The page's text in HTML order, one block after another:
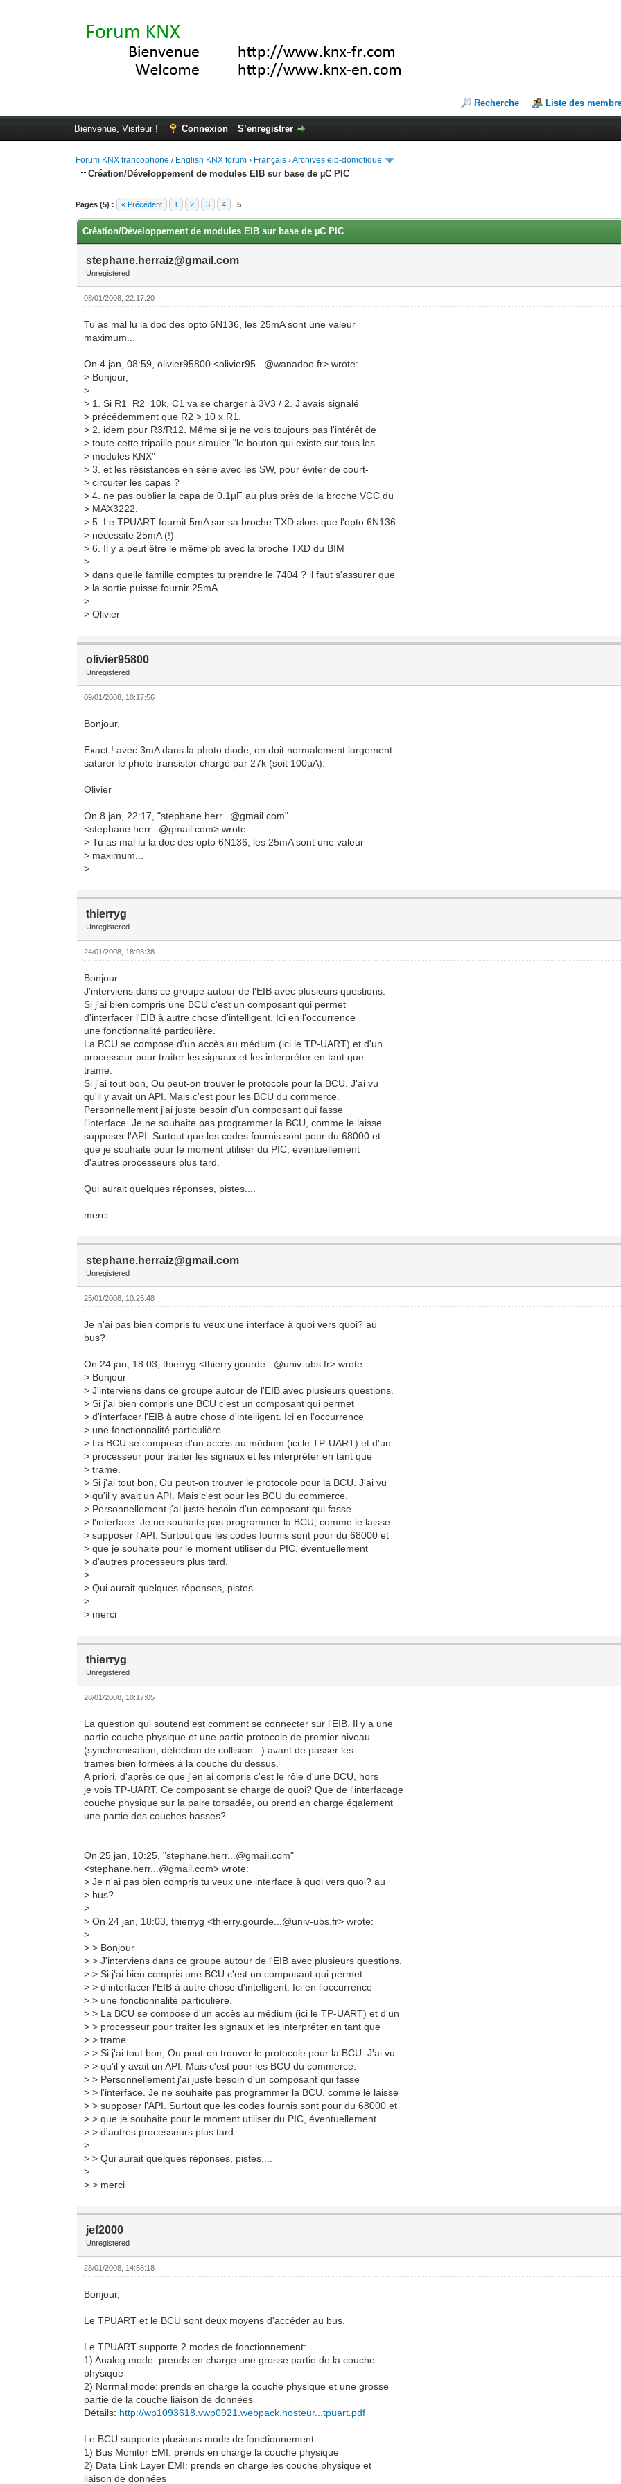
Recherche Liste des
Bienvenue, Visiteur ! Connexion S’enregistrer
Forum KNX francophone / English KNX forum › Français ›Archives eib-domotique
Création/Développement de modules EIB sur base de µC PIC
Pages (5) : « Précédent 1 2 3 4 5
Moyenne : 3 (1 vote(s))
Création/Développement de modules EIB sur base de µC PIC
stephane.herraiz@gmail.com
Unregistered
08/01/2008, 22:17:20
Tu as mal lu la doc des opto 6N136, les 25mA sont une valeur
maximum...
On 4 jan, 08:59, olivier95800 <olivier95...@wanadoo.fr> wrote:
> Bonjour,
>
> 1. Si R1=R2=10k, C1 va se charger à 3V3 / 2. J'avais signalé
> précédemment que R2 > 10 x R1.
> 2. idem pour R3/R12. Même si je ne vois toujours pas l'intérêt de
> toute cette tripaille pour simuler "le bouton qui existe sur tous les
> modules KNX"
> 3. et les résistances en série avec les SW, pour éviter de court-
> circuiter les capas ?
> 4. ne pas oublier la capa de 0.1µF au plus près de la broche VCC du
> MAX3222.
> 5. Le TPUART fournit 5mA sur sa broche TXD alors que l'opto 6N136
> nécessite 25mA (!)
> 6. Il y a peut être le même pb avec la broche TXD du BIM
>
> dans quelle famille comptes tu prendre le 7404 ? il faut s'assurer que
> la sortie puisse fournir 25mA.
>
> Olivier
olivier95800
Unregistered
09/01/2008, 10:17:56
Bonjour,
Exact ! avec 3mA dans la photo diode, on doit normalement largement
saturer le photo transistor chargé par 27k (soit 100µA).
Olivier
On 8 jan, 22:17, "stephane.herr...@gmail.com"
<stephane.herr...@gmail.com> wrote:
> Tu as mal lu la doc des opto 6N136, les 25mA sont une valeur
> maximum...
>
thierryg
Unregistered
24/01/2008, 18:03:38
Bonjour
J'interviens dans ce groupe autour de l'EIB avec plusieurs questions.
Si j'ai bien compris une BCU c'est un composant qui permet
d'interfacer l'EIB à autre chose d'intelligent. Ici en l'occurrence
une fonctionnalité particulière.
La BCU se compose d'un accès au médium (ici le TP-UART) et d'un
processeur pour traiter les signaux et les interpréter en tant que
trame.
Si j'ai tout bon, Ou peut-on trouver le protocole pour la BCU. J'ai vu
qu'il y avait un API. Mais c'est pour les BCU du commerce.
Personnellement j'ai juste besoin d'un composant qui fasse
l'interface. Je ne souhaite pas programmer la BCU, comme le laisse
supposer l'API. Surtout que les codes fournis sont pour du 68000 et
que je souhaite pour le moment utiliser du PIC, éventuellement
d'autres processeurs plus tard.
Qui aurait quelques réponses, pistes....
merci
stephane.herraiz@gmail.com
Unregistered
25/01/2008, 10:25:48
Je n'ai pas bien compris tu veux une interface à quoi vers quoi? au
bus?
On 24 jan, 18:03, thierryg <thierry.gourde...@univ-ubs.fr> wrote:
> Bonjour
> J'interviens dans ce groupe autour de l'EIB avec plusieurs questions.
> Si j'ai bien compris une BCU c'est un composant qui permet
> d'interfacer l'EIB à autre chose d'intelligent. Ici en l'occurrence
> une fonctionnalité particulière.
> La BCU se compose d'un accès au médium (ici le TP-UART) et d'un
> processeur pour traiter les signaux et les interpréter en tant que
> trame.
> Si j'ai tout bon, Ou peut-on trouver le protocole pour la BCU. J'ai vu
> qu'il y avait un API. Mais c'est pour les BCU du commerce.
> Personnellement j'ai juste besoin d'un composant qui fasse
> l'interface. Je ne souhaite pas programmer la BCU, comme le laisse
> supposer l'API. Surtout que les codes fournis sont pour du 68000 et
> que je souhaite pour le moment utiliser du PIC, éventuellement
> d'autres processeurs plus tard.
>
> Qui aurait quelques réponses, pistes....
>
> merci
thierryg
Unregistered
28/01/2008, 10:17:05
La question qui soutend est comment se connecter sur l'EIB. Il y a une
partie couche physique et une partie protocole de premier niveau
(synchronisation, détection de collision...) avant de passer les
trames bien formées à la couche du dessus.
A priori, d'après ce que j'en ai compris c'est le rôle d'une BCU, hors
je vois TP-UART. Ce composant se charge de quoi? Que de l'interfacage
couche physique sur la paire torsadée, ou prend en charge également
une partie des couches basses?
On 25 jan, 10:25, "stephane.herr...@gmail.com"
<stephane.herr...@gmail.com> wrote:
> Je n'ai pas bien compris tu veux une interface à quoi vers quoi? au
> bus?
>
> On 24 jan, 18:03, thierryg <thierry.gourde...@univ-ubs.fr> wrote:
>
> > Bonjour
> > J'interviens dans ce groupe autour de l'EIB avec plusieurs questions.
> > Si j'ai bien compris une BCU c'est un composant qui permet
> > d'interfacer l'EIB à autre chose d'intelligent. Ici en l'occurrence
> > une fonctionnalité particulière.
> > La BCU se compose d'un accès au médium (ici le TP-UART) et d'un
> > processeur pour traiter les signaux et les interpréter en tant que
> > trame.
> > Si j'ai tout bon, Ou peut-on trouver le protocole pour la BCU. J'ai vu
> > qu'il y avait un API. Mais c'est pour les BCU du commerce.
> > Personnellement j'ai juste besoin d'un composant qui fasse
> > l'interface. Je ne souhaite pas programmer la BCU, comme le laisse
> > supposer l'API. Surtout que les codes fournis sont pour du 68000 et
> > que je souhaite pour le moment utiliser du PIC, éventuellement
> > d'autres processeurs plus tard.
>
> > Qui aurait quelques réponses, pistes....
>
> > merci
jef2000
Unregistered
28/01/2008, 14:58:18
Bonjour,
Le TPUART et le BCU sont deux moyens d'accéder au bus.
Le TPUART supporte 2 modes de fonctionnement:
1) Analog mode: prends en charge une grosse partie de la couche
physique
2) Normal mode: prends en charge la couche physique et une grosse
partie de la couche liaison de données
Détails: http://wp1093618.vwp0921.webpack.hosteur...tpuart.pdf
Le BCU supporte plusieurs mode de fonctionnement.
1) Bus Monitor EMI: prends en charge la couche physique
2) Data Link Layer EMI: prends en charge les couche physique et
liaison de données